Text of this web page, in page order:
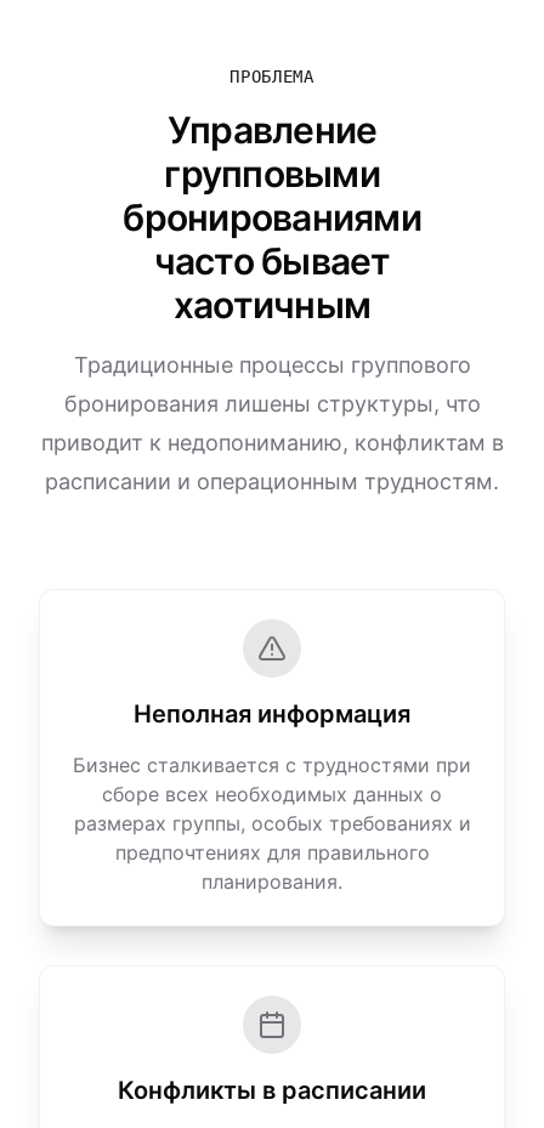
ПРОБЛЕМА
Управление
групповыми
бронированиями
часто бывает
хаотичным
Традиционные процессы группового
бронирования лишены структуры, что
приводит к недопониманию, конфликтам в
расписании и операционным трудностям.
Неполная информация
Бизнес сталкивается с трудностями при
сборе всех необходимых данных о
размерах группы, особых требованиях и
предпочтениях для правильного
планирования.
Конфликты в расписании